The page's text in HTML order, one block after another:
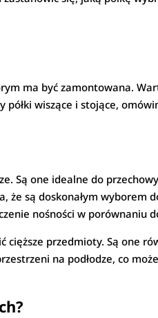
ma być zamontowana.
wiszące i stojące,
Są one idealne do
są doskonałym wyborem
nośności w porównaniu
cięższe przedmioty. Są one
na podłodze, co